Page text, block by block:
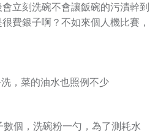
立刻洗碗不會讓飯碗的污漬幹到
費銀子啊？ 不如來個人機比賽，
，菜的油水也照例不少
個，洗碗粉一勺，為了測耗水